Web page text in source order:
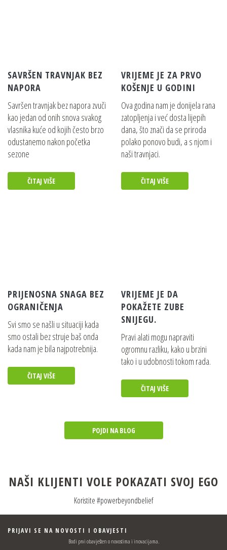
SAVRŠEN TRAVNJAK BEZ
NAPORA
Savršen travnjak bez napora zvuči
kao jedan od onih snova svakog
vlasnika kuće od kojih često brzo
odustanemo nakon početka
sezone
ČITAJ VIŠE
VRIJEME JE ZA PRVO
KOŠENJE U GODINI
Ova godina nam je donijela rana
zatopljenja i već dosta lijepih
dana, što znači da se priroda
polako ponovo budi, a s njom i
naši travnjaci.
ČITAJ VIŠE
PRIJENOSNA SNAGA BEZ
OGRANIČENJA
Svi smo se našli u situaciji kada
smo ostali bez struje baš onda
kada nam je bila najpotrebnija.
ČITAJ VIŠE
VRIJEME JE DA
POKAŽETE ZUBE
SNIJEGU.
Pravi alati mogu napraviti
ogromnu razliku, kako u brzini
tako i u udobnosti tokom rada.
ČITAJ VIŠE
POJDI NA BLOG
NAŠI KLIJENTI VOLE POKAZATI SVOJ EGO
Koristite #powerbeyondbelief
PRIJAVI SE NA NOVOSTI I OBAVJESTI
Bodi prvi obavješten o novostima i inovacijama.